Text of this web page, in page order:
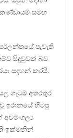
සමඟ
පැවැති
සිදුවූවක් බව
සඳහන් කරයි.
ගැටුම් අතරතුර
ඉරානයේ හිටපු
ඉක්මනින්